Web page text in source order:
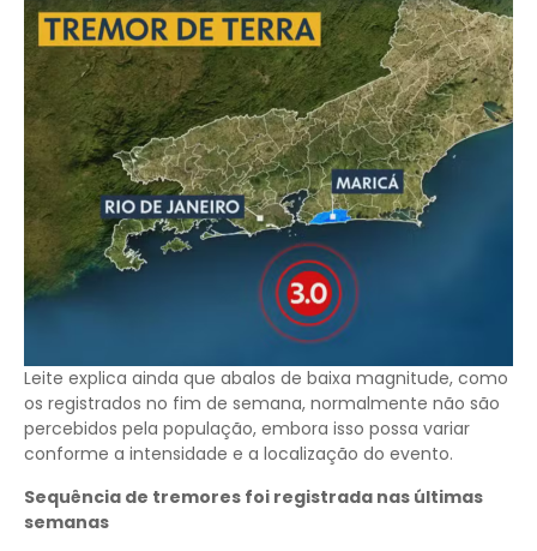
Leite explica ainda que abalos de baixa magnitude, como
os registrados no fim de semana, normalmente não são
percebidos pela população, embora isso possa variar
conforme a intensidade e a localização do evento.
Sequência de tremores foi registrada nas últimas
semanas